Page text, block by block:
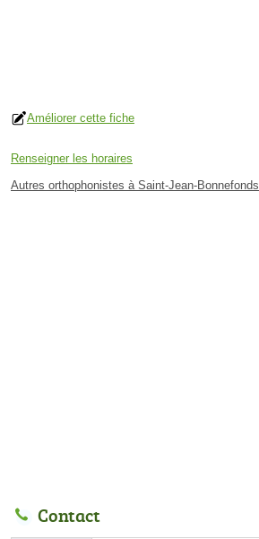
Améliorer cette fiche
Renseigner les horaires
Autres orthophonistes à Saint-Jean-Bonnefonds
Contact